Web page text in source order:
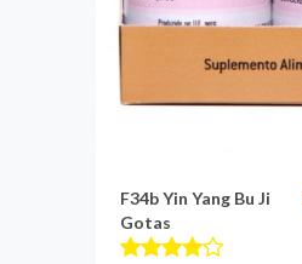
F34b Yin Yang Bu Ji
Gotas